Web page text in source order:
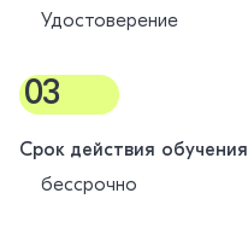
Удостоверение
03
Срок действия обучения
бессрочно